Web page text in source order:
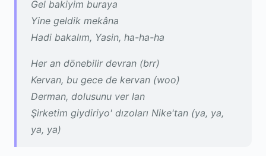
Gel bakiyim buraya
Yine geldik mekâna
Hadi bakalım, Yasin, ha-ha-ha
Her an dönebilir devran (brr)
Kervan, bu gece de kervan (woo)
Derman, dolusunu ver lan
Şirketim giydiriyo' dızoları Nike'tan (ya, ya,
ya, ya)